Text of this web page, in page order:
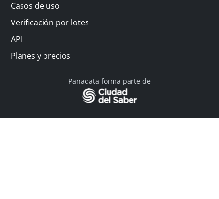
Casos de uso
Verificación por lotes
API
Planes y precios
Panadata forma parte de